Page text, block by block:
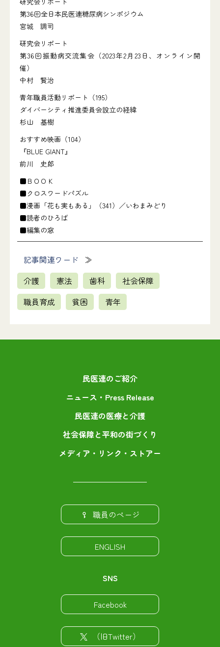
第36回全日本民医連糖尿病シンポジウム
宮城 調司
研究会リポート
第36回振動病交流集会（2023年2月23日、オンライン開
催）
中村 賢治
青年職員活動リポート（195）
ダイバーシティ推進委員会設立の経緯
杉山 基樹
おすすめ映画（104）
『BLUE GIANT』
前川 史郎
■ＢＯＯＫ
■クロスワードパズル
■漫画「花も実もある」（341）／いわまみどり
■読者のひろば
■編集の窓
記事関連ワード
介護
憲法 歯科
社会保障
職員育成
貧困 青年
民医連のご紹介
ニュース・Press Release
民医連の医療と介護
社会保障と平和の街づくり
メディア・リンク・ストアー
職員のページ
ENGLISH
SNS
Facebook
（旧Twitter）